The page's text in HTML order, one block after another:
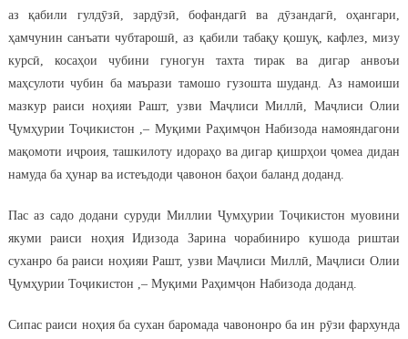
аз қабили гулдӯзӣ, зардӯзӣ, бофандагӣ ва дӯзандагӣ, оҳангари,
ҳамчунин санъати чубтарошӣ, аз қабили табақу қошуқ, кафлез, мизу
курсӣ, косаҳои чубини гуногун тахта тирак ва дигар анвоъи
маҳсулоти чубин ба маърази тамошо гузошта шуданд. Аз намоиши
мазкур раиси ноҳияи Рашт, узви Маҷлиси Миллӣ, Маҷлиси Олии
Ҷумҳурии Тоҷикистон ,– Муқими Раҳимҷон Набизода намояндагони
мақомоти иҷроия, ташкилоту идораҳо ва дигар қишрҳои ҷомеа дидан
намуда ба ҳунар ва истеъдоди ҷавонон баҳои баланд доданд.
Пас аз садо додани суруди Миллии Ҷумҳурии Тоҷикистон муовини
якуми раиси ноҳия Идизода Зарина чорабиниро кушода риштаи
суханро ба раиси ноҳияи Рашт, узви Маҷлиси Миллӣ, Маҷлиси Олии
Ҷумҳурии Тоҷикистон ,– Муқими Раҳимҷон Набизода доданд.
Сипас раиси ноҳия ба сухан баромада чавононро ба ин рӯзи фархунда